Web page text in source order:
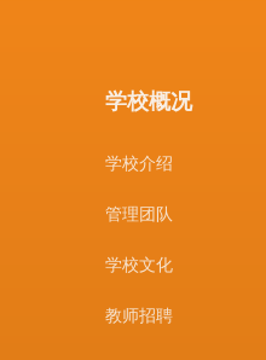
学校概况
学校介绍
管理团队
学校文化
教师招聘